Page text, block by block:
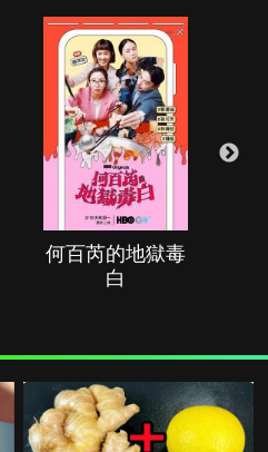
何百芮的地獄毒
白